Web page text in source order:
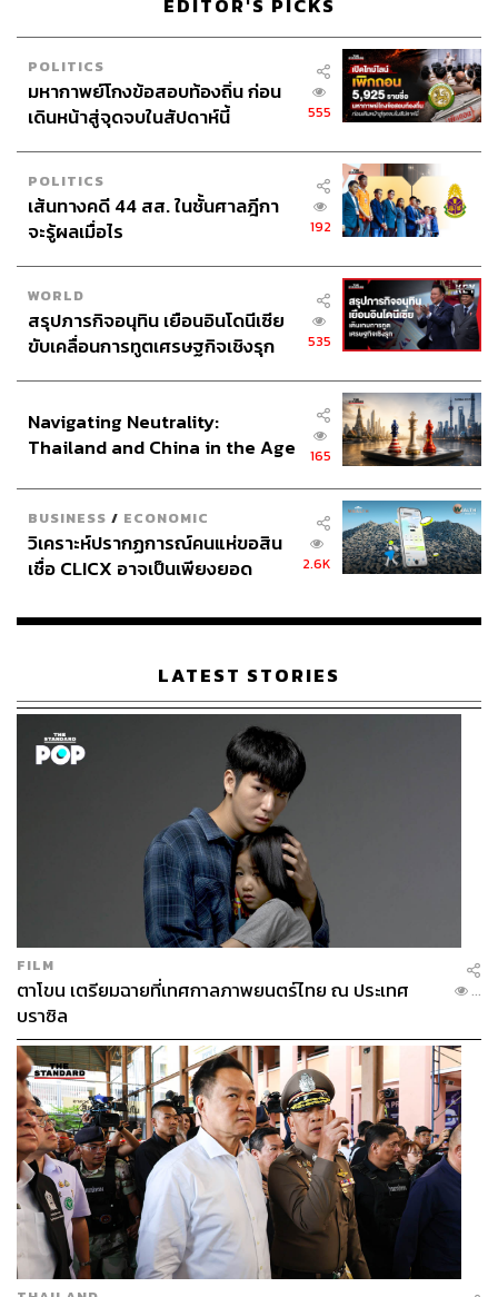
EDITOR'S PICKS
POLITICS
มหากาพย์โกงข้อสอบท้องถิ่น ก่อน
เดินหน้าสู่จุดจบในสัปดาห์นี้
555
POLITICS
เส้นทางคดี 44 สส. ในชั้นศาลฎีกา
จะรู้ผลเมื่อไร
192
WORLD
สรุปภารกิจอนุทิน เยือนอินโดนีเซีย
ขับเคลื่อนการทูตเศรษฐกิจเชิงรุก
535
Navigating Neutrality:
Thailand and China in the Age
165
BUSINESS / ECONOMIC
วิเคราะห์ปรากฏการณ์คนแห่ขอสิน
เชื่อ CLICX อาจเป็นเพียงยอด
เรือนไทยที่ถูกซุกไว้
2.6K
LATEST STORIES
FILM
ตาโขน เตรียมฉายที่เทศกาลภาพยนตร์ไทย ณ ประเทศ
บราซิล
...